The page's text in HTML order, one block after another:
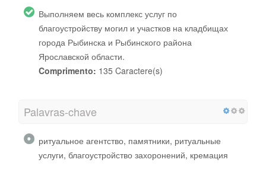
Выполняем весь комплекс услуг по
благоустройству могил и участков на кладбищах
города Рыбинска и Рыбинского района
Ярославской области.
Comprimento: 135 Caractere(s)
Palavras-chave
ритуальное агентство, памятники, ритуальные
услуги, благоустройство захоронений, кремация